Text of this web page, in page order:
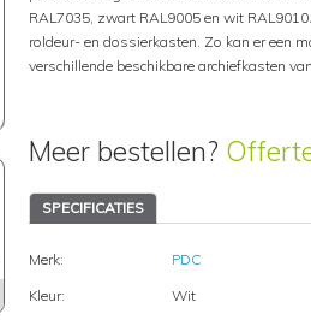
RAL7035, zwart RAL9005 en wit
roldeur- en dossierkasten. Zo kan er een
verschillende beschikbare archiefkasten
Meer bestellen?
SPECIFICATIES
Merk:
PDC
Kleur:
Wit